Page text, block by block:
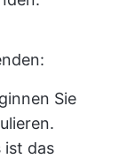
Sie
ist das